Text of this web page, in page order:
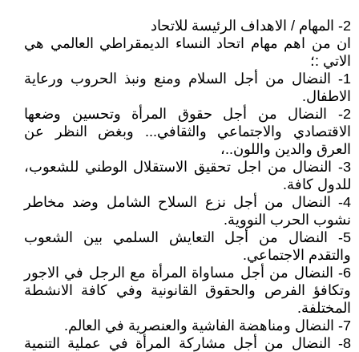
2- المهام / الاهداف الرئيسة للاتحاد
ان من اهم مهام اتحاد النساء الديمقراطي العالمي هي
الاتي :؛
1- النضال من أجل السلام ومنع ونبذ الحروب ورعاية
الاطفال.
2- النضال من أجل حقوق المرأة وتحسين وضعها
الاقتصادي والاجتماعي والثقافي... وبغض النظر عن
العرق والدين واللون..،
3- النضال من اجل تحقيق الاستقلال الوطني للشعوب،
للدول كافة.
4- النضال من أجل نزع السلاح الشامل وضد مخاطر
نشوب الحرب النووية.
5- النضال من أجل التعايش السلمي بين الشعوب
والتقدم الاجتماعي.
6- النضال من أجل مساواة المرأة مع الرجل في الاجور
وتكافؤ الفرص والحقوق القانونية وفي كافة الانشطة
المختلفة.
7- النضال ومناهضة الفاشية والعنصرية في العالم.
8- النضال من أجل مشاركة المرأة في عملية التنمية